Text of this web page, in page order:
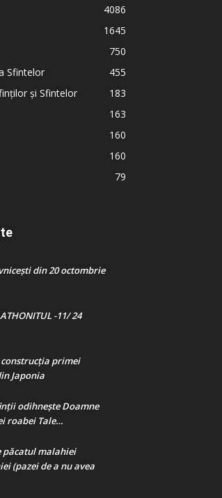
4086
1645
750
Sfintelor
455
și Sfintelor
183
163
160
160
79
din 20 octombrie
-11/ 24
primei
Japonia
odihnește Doamne
roabei Tale…
păcatul malahiei
(pazei de a nu avea